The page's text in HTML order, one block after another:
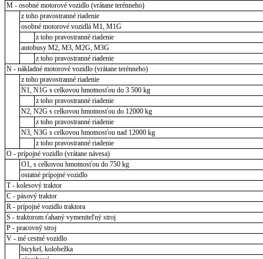
M - osobné motorové vozidlo (vrátane terénneho)
z toho pravostranné riadenie
osobné motorové vozidlá M1, M1G
z toho pravostranné riadenie
autobusy M2, M3, M2G, M3G
z toho pravostranné riadenie
N - nákladné motorové vozidlo (vrátane terénneho)
z toho pravostranné riadenie
N1, N1G s celkovou hmotnosťou do 3 500 kg
z toho pravostranné riadenie
N2, N2G s celkovou hmotnosťou do 12000 kg
z toho pravostranné riadenie
N3, N3G s celkovou hmotnosťou nad 12000 kg
z toho pravostranné riadenie
O - prípojné vozidlo (vrátane návesa)
O1, s celkovou hmotnosťou do 750 kg
ostatné prípojné vozidlo
T - kolesový traktor
C - pásový traktor
R - prípojné vozidlo traktora
S - traktorom ťahaný vymeniteľný stroj
P - pracovný stroj
V - iné cestné vozidlo
bicykel, kolobežka